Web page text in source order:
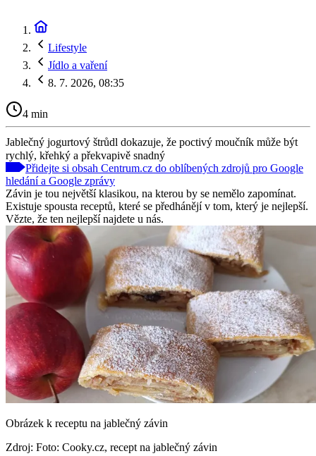
Lifestyle
Jídlo a vaření
8. 7. 2026, 08:35
4 min
Jablečný jogurtový štrůdl dokazuje, že poctivý moučník může být
rychlý, křehký a překvapivě snadný
Přidejte si obsah Centrum.cz do oblíbených zdrojů pro Google
hledání a Google zprávy
Závin je tou největší klasikou, na kterou by se nemělo zapomínat.
Existuje spousta receptů, které se předhánějí v tom, který je nejlepší.
Vězte, že ten nejlepší najdete u nás.
Obrázek k receptu na jablečný závin
Zdroj: Foto: Cooky.cz, recept na jablečný závin